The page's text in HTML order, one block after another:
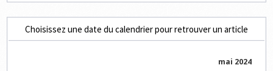
Choisissez une date du calendrier pour retrouver un article
mai 2024